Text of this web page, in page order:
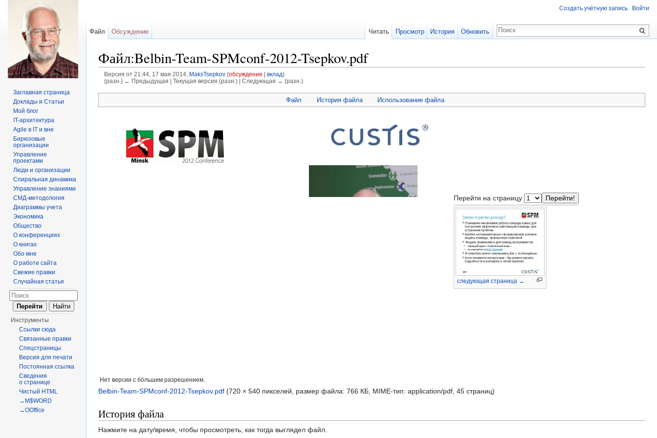
Файл:Belbin-Team-SPMconf-2012-Tsepkov.pdf
Версия от 21:44, 17 мая 2014; MaksTsepkov (обсуждение вклад)
(разн.) ← Предыдущая | Текущая версия (разн.) | Следующая → (разн.)
Файл История файла Использование файла
Нет версии с бо́льшим разрешением.
Перейти на страницу
следующая страница →
Belbin-Team-SPMconf-2012-Tsepkov.pdf (720 × 540 пикселей, размер файла: 766 КБ, MIME-тип: application/pdf, 45 страниц)
История файла
Нажмите на дату/время, чтобы просмотреть, как тогда выглядел файл.
Создать учётную запись Войти
Файл Обсуждение Читать Просмотр История Обновить
Заглавная страница
Доклады и Статьи
Мой блог
IT-архитектура
Agile в IT и вне
Бирюзовые
организации
Управление
проектами
Люди и организации
Спиральная динамика
Управление знаниями
СМД-методология
Диаграммы учета
Экономика
Общество
О конференциях
О книгах
Обо мне
О работе сайта
Свежие правки
Случайная статья
Инструменты
Ссылки сюда
Связанные правки
Спецстраницы
Версия для печати
Постоянная ссылка
Сведения
о странице
Чистый HTML
→M$WORD
→OOffice